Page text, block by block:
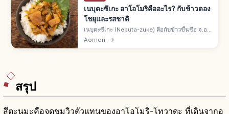
เนบุตะซึเกะ อาโอโมริคืออะไร? กับข้าวดอง
โชยุและรสชาติ
เนบุตะซึเกะ (Nebuta-zuke) คือกับข้าวขึ้นชื่อ จ.อา
โอโมริ ผสมไข่เฮร์ริ่ง ปลาหมึกแห้ง สาหร่ายคมบุ หัว
Aomori →
สรุป
สึตะนุมะคือจุดชมวิวตัวแทนของอาโอโมริ-โทวาดะ ที่เดินจากอ